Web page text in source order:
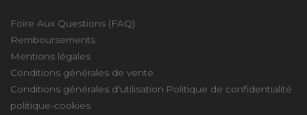
Foire Aux Questions (FAQ)
Remboursements
Mentions légales
Conditions générales de vente
Conditions générales d'utilisation Politique de confidentialité
politique-cookies